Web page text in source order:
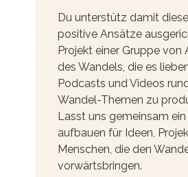
Du unterstütz damit
positive Ansätze
Projekt einer Gruppe von
des Wandels, die es
Podcasts und Videos
Wandel-Themen zu
Lasst uns gemeinsam
aufbauen für Ideen,
Menschen, die den
vorwärtsbringen.